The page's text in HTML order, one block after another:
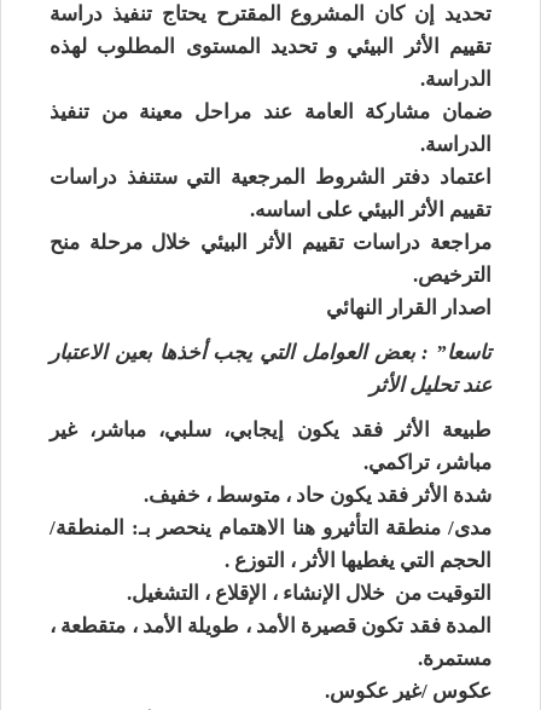
تحديد إن كان المشروع المقترح يحتاج تنفيذ دراسة
تقييم الأثر البيئي و تحديد المستوى المطلوب لهذه
الدراسة.
ضمان مشاركة العامة عند مراحل معينة من تنفيذ
الدراسة.
اعتماد دفتر الشروط المرجعية التي ستنفذ دراسات
تقييم الأثر البيئي على اساسه.
مراجعة دراسات تقييم الأثر البيئي خلال مرحلة منح
الترخيص.
اصدار القرار النهائي
تاسعا” : بعض العوامل التي يجب أخذها بعين الاعتبار
عند تحليل الأثر
طبيعة الأثر فقد يكون إيجابي، سلبي، مباشر، غير
مباشر، تراكمي.
شدة الأثر فقد يكون حاد ، متوسط ، خفيف.
مدى/ منطقة التأثيرو هنا الاهتمام ينحصر بـ: المنطقة/
الحجم التي يغطيها الأثر ، التوزع .
التوقيت من خلال الإنشاء ، الإقلاع ، التشغيل.
المدة فقد تكون قصيرة الأمد ، طويلة الأمد ، متقطعة ،
مستمرة.
عكوس /غير عكوس.